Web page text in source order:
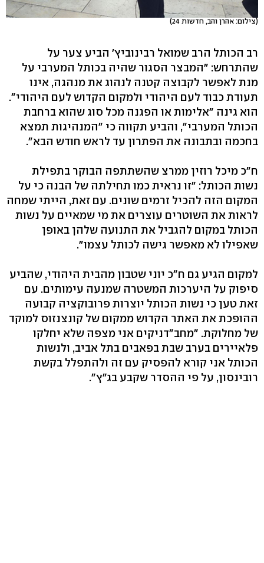
(צילום: אהרן והב, חדשות 24)
רב הכותל הרב שמואל רבינוביץ' הביע צער על
שהתרחש: "המבצר הסגור שהיה בכותל המערבי על
מנת לאפשר לקבוצה קטנה לנהוג את מנהגה, אינו
תעודת כבוד לעם היהודי ולמקום הקדוש לעם היהודי".
הוא גינה "אלימות או הפגנה מכל סוג שהוא ברחבת
הכותל המערבי", והביע תקווה כי "המנהיגות תמצא
בחכמה ובתבונה את הפתרון עד לראש חודש הבא".
ח"כ מיכל רוזין ממרצ שהשתתפה הבוקר בתפילת
נשות הכותל: "זו נראית כמו תחילתה של הבנה כי על
המקום הזה להכיל זרמים שונים. עם זאת, הייתי שמחה
לראות את השוטרים עוצרים את מי שמאיים על נשות
הכותל במקום להגביל את התנועה שלהן באופן
שאפילו לא מאפשר גישה לכותל עצמו".
למקום הגיע גם ח"כ יוני שטבון מהבית היהודי, שהביע
סיפוק על היערכות המשטרה שמנעה עימותים. עם
זאת טען כי נשות הכותל יוצרות פרובוקציה קבועה
ההופכת את האתר הקדוש ממקום של קונצנזוס למוקד
של מחלוקת. "מחב"דניקים אני מצפה שלא יחלקו
פלאיירים בערב שבת בפאבים בתל אביב, ולנשות
הכותל אני קורא להפסיק עם זה ולהתפלל בקשת
רובינסון, על פי ההסדר שקבע בג"ץ".